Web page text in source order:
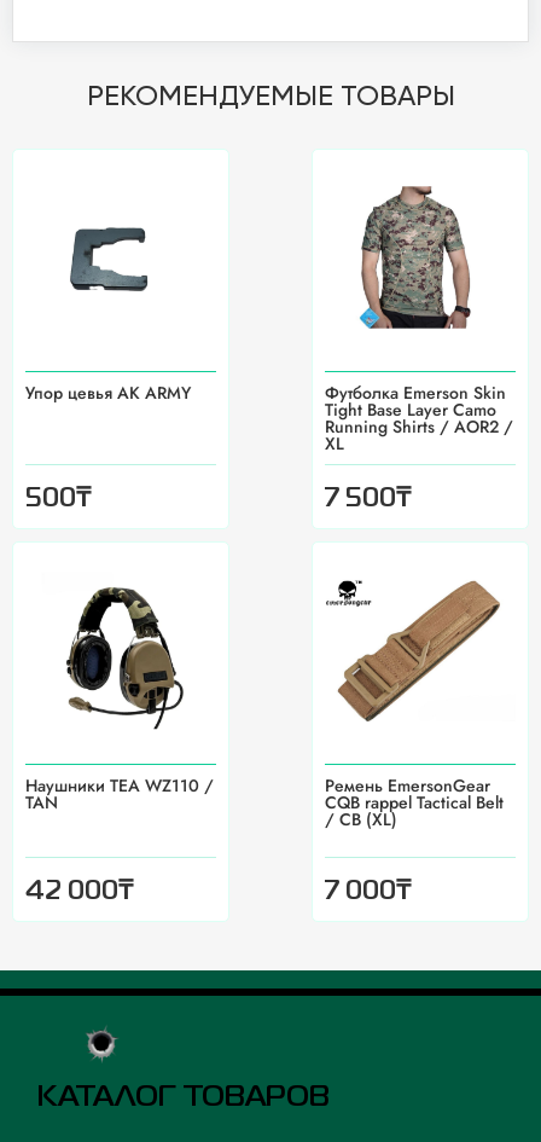
РЕКОМЕНДУЕМЫЕ ТОВАРЫ
Упор цевья AK ARMY
500₸
Футболка Emerson Skin
Tight Base Layer Camo
Running Shirts / AOR2 /
XL
7 500₸
Наушники TEA WZ110 /
TAN
42 000₸
Ремень EmersonGear
CQB rappel Tactical Belt
/ CB (XL)
7 000₸
КАТАЛОГ ТОВАРОВ